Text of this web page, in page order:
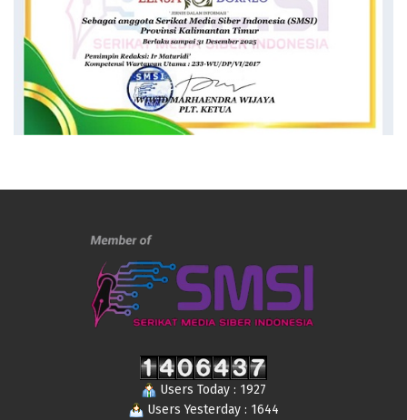
Users Today : 1927
Users Yesterday : 1644